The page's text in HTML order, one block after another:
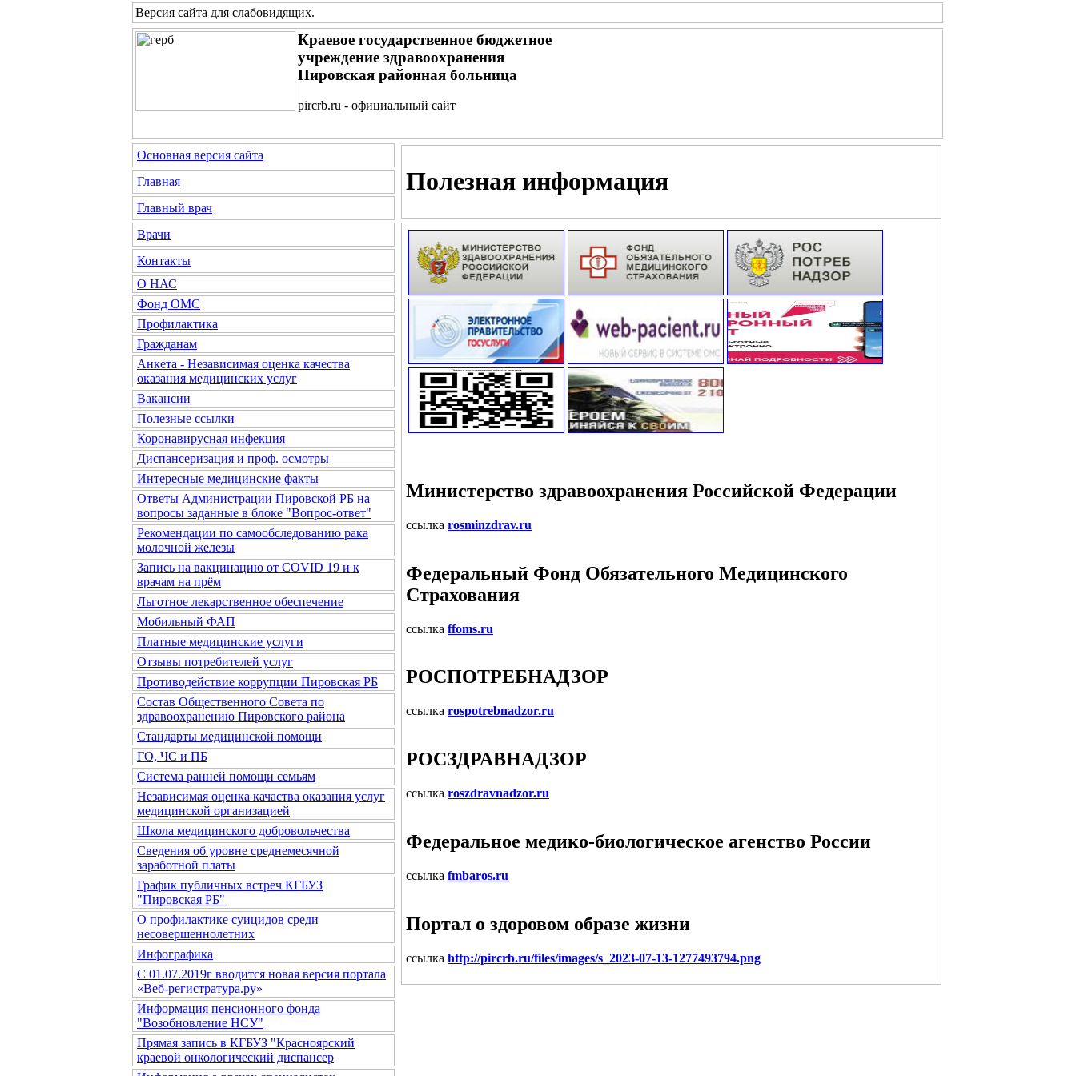
Версия сайта для слабовидящих.
Краевое государственное бюджетное
учреждение здравоохранения
Пировская районная больница
pircrb.ru - официальный сайт
Основная версия сайта
Главная
Главный врач
Врачи
Контакты
О НАС
Фонд ОМС
Профилактика
Гражданам
Анкета - Независимая оценка качества
оказания медицинских услуг
Вакансии
Полезные ссылки
Коронавирусная инфекция
Диспансеризация и проф. осмотры
Интересные медицинские факты
Ответы Администрации Пировской РБ на
вопросы заданные в блоке "Вопрос-ответ"
Рекомендации по самообследованию рака
молочной железы
Запись на вакцинацию от COVID 19 и к
врачам на прём
Льготное лекарственное обеспечение
Мобильный ФАП
Платные медицинские услуги
Отзывы потребителей услуг
Противодействие коррупции Пировская РБ
Состав Общественного Совета по
здравоохранению Пировского района
Стандарты медицинской помощи
ГО, ЧС и ПБ
Система ранней помощи семьям
Независимая оценка качаства оказания услуг
медицинской организацией
Школа медицинского добровольчества
Сведения об уровне среднемесячной
заработной платы
График публичных встреч КГБУЗ
"Пировская РБ"
О профилактике суицидов среди
несовершеннолетних
Инфографика
С 01.07.2019г вводится новая версия портала
«Веб-регистратура.ру»
Информация пенсионного фонда
"Возобновление НСУ"
Прямая запись в КГБУЗ "Красноярский
краевой онкологический диспансер
Полезная информация
Министерство здравоохранения Российской Федерации
ссылка rosminzdrav.ru
Федеральный Фонд Обязательного Медицинского
Страхования
ссылка ffoms.ru
РОСПОТРЕБНАДЗОР
ссылка rospotrebnadzor.ru
РОСЗДРАВНАДЗОР
ссылка roszdravnadzor.ru
Федеральное медико-биологическое агенство России
ссылка fmbaros.ru
Портал о здоровом образе жизни
ссылка http://pircrb.ru/files/images/s_2023-07-13-1277493794.png